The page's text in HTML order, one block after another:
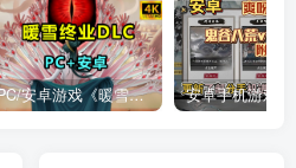
PC/安卓游戏《暖雪最新v3.1.0.1》终业DLC整合版！